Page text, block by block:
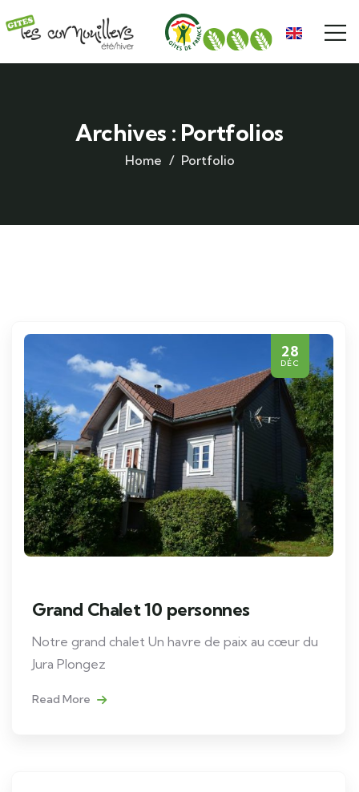
Archives : Portfolios
Home Portfolio
28
DÉC
Grand Chalet 10 personnes
Notre grand chalet Un havre de paix au cœur du
Jura Plongez
Read More